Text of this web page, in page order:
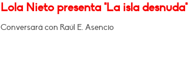
Lola Nieto presenta "La isla desnuda"
Conversará con Raúl E. Asencio